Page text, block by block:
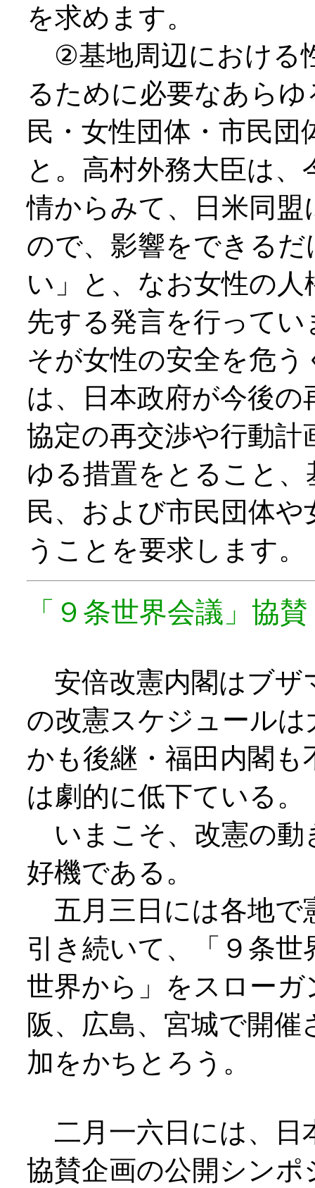
を求めます。
②基地周辺における
るために必要なあら
民・女性団体・市民
と。高村外務大臣は
情からみて、日米同
ので、影響をできる
い」と、なお女性の
先する発言を行って
そが女性の安全を危
は、日本政府が今後
協定の再交渉や行動
ゆる措置をとること
民、および市民団体
うことを要求します。
「９条世界会議」協
安倍改憲内閣はブザ
の改憲スケジュール
かも後継・福田内閣
は劇的に低下ている。
いまこそ、改憲の動
好機である。
五月三日には各地で
引き続いて、「９条
世界から」をスロー
阪、広島、宮城で開
加をかちとろう。
二月一六日には、日
協賛企画の公開シン